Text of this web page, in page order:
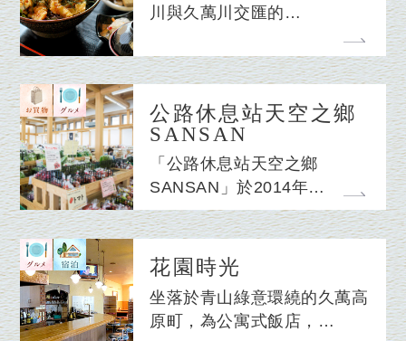
川與久萬川交匯的…
公路休息站天空之鄉
SANSAN
「公路休息站天空之鄉
SANSAN」於2014年…
花園時光
坐落於青山綠意環繞的久萬高
原町，為公寓式飯店，…